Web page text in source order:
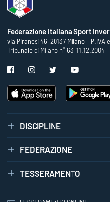
Federazione Italiana Sport
via Piranesi 46, 20137 Milano – P.IVA
Tribunale di Milano n° 63, 11.12.2004
DISCIPLINE
FEDERAZIONE
TESSERAMENTO